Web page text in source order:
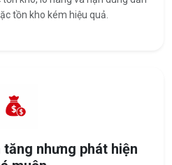
tồn kho kém hiệu quả.
nhưng phát hiện